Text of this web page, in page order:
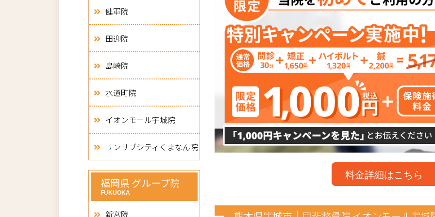
料金詳細はこちら
健軍院
田迎院
島崎院
水道町院
イオンモール宇城院
サンリブシティくまなん院
福岡県 グループ院
FUKUOKA
新宮院